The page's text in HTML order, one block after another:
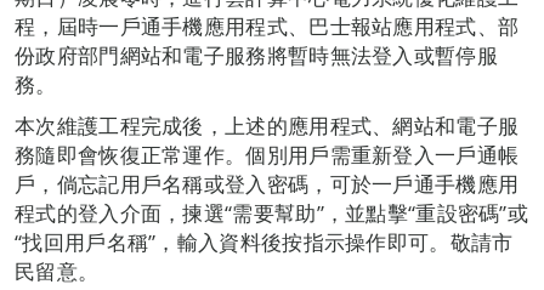
程，屆時一戶通手機應用程式、巴士報站應用程式、部
份政府部門網站和電子服務將暫時無法登入或暫停服
務。
本次維護工程完成後，上述的應用程式、網站和電子服
務隨即會恢復正常運作。個別用戶需重新登入一戶通帳
戶，倘忘記用戶名稱或登入密碼，可於一戶通手機應用
程式的登入介面，揀選“需要幫助”，並點擊“重設密碼”或
“找回用戶名稱”，輸入資料後按指示操作即可。敬請市
民留意。